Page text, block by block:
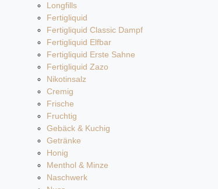
Longfills
Fertigliquid
Fertigliquid Classic Dampf
Fertigliquid Elfbar
Fertigliquid Erste Sahne
Fertigliquid Zazo
Nikotinsalz
Cremig
Frische
Fruchtig
Gebäck & Kuchig
Getränke
Honig
Menthol & Minze
Naschwerk